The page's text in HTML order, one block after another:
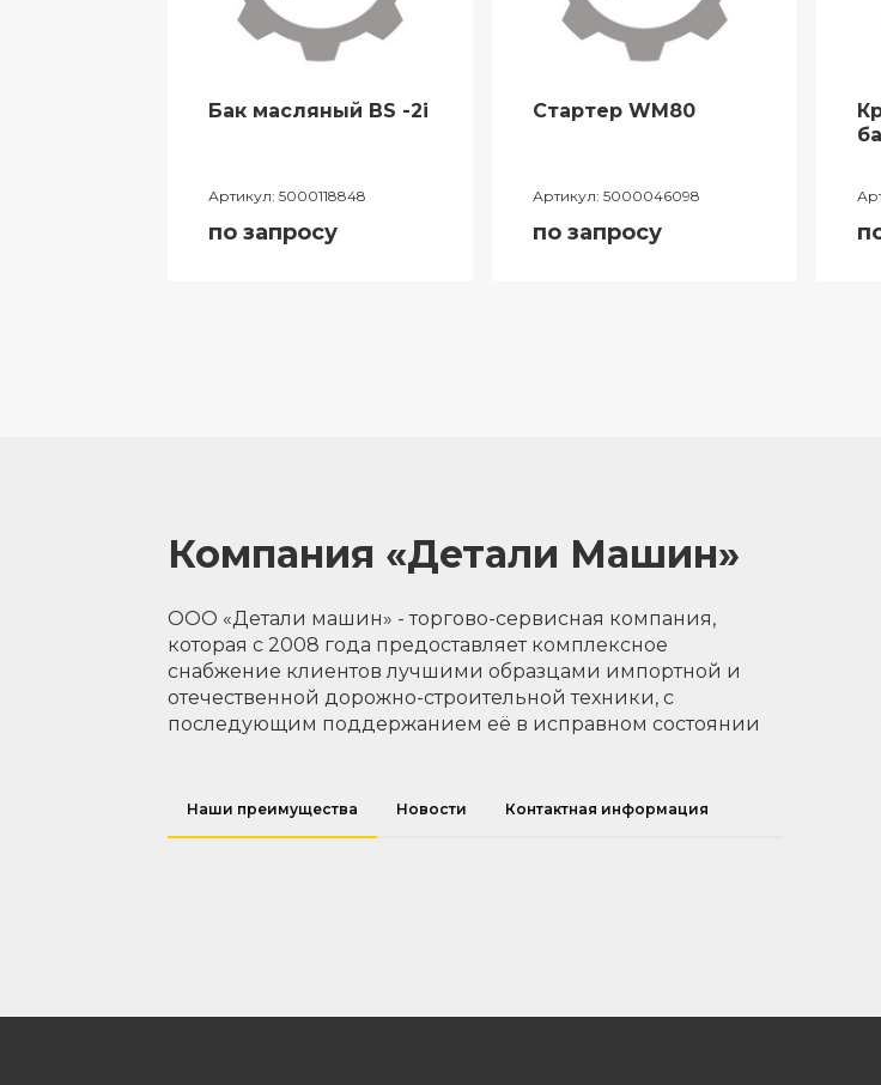
Бак масляный BS -2i
Артикул: 5000118848
по запросу
Стартер WM80
Артикул: 5000046098
по запросу
Компания «Детали Машин»
ООО «Детали машин» - торгово-сервисная компания,
которая с 2008 года предоставляет комплексное
снабжение клиентов лучшими образцами импортной и
отечественной дорожно-строительной техники, с
последующим поддержанием её в исправном состоянии
Наши преимущества Новости Контактная информация